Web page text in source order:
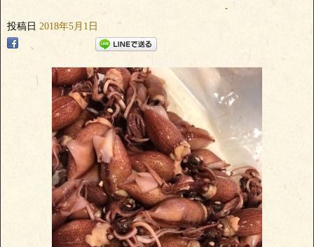
投稿日 2018年5月1日